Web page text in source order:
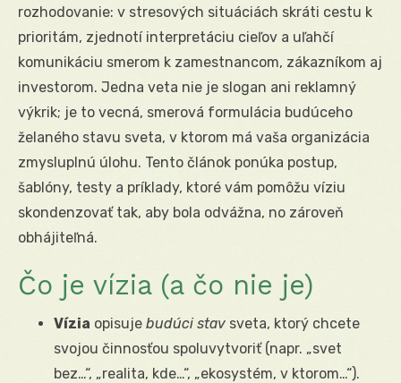
rozhodovanie: v stresových situáciách skráti cestu k
prioritám, zjednotí interpretáciu cieľov a uľahčí
komunikáciu smerom k zamestnancom, zákazníkom aj
investorom. Jedna veta nie je slogan ani reklamný
výkrik; je to vecná, smerová formulácia budúceho
želaného stavu sveta, v ktorom má vaša organizácia
zmysluplnú úlohu. Tento článok ponúka postup,
šablóny, testy a príklady, ktoré vám pomôžu víziu
skondenzovať tak, aby bola odvážna, no zároveň
obhájiteľná.
Čo je vízia (a čo nie je)
Vízia opisuje budúci stav sveta, ktorý chcete
svojou činnosťou spoluvytvoriť (napr. „svet
bez…“, „realita, kde…“, „ekosystém, v ktorom…“).